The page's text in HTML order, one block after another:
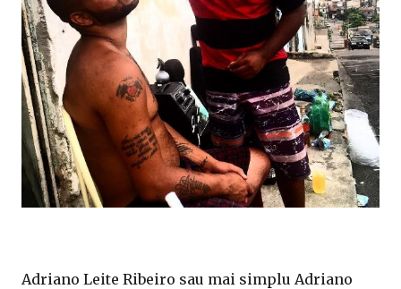
Adriano Leite Ribeiro sau mai simplu Adriano